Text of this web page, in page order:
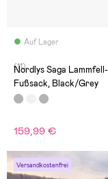
Auf Lager
(11)
Nordlys Saga Lammfell-
Fußsack, Black/Grey
159,99 €
Versandkostenfrei